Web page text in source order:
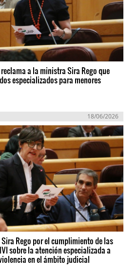
a la ministra Sira Rego que
especializados para menores
18/06/2026
Sira Rego por el cumplimiento de las
sobre la atención especializada a
en el ámbito judicial